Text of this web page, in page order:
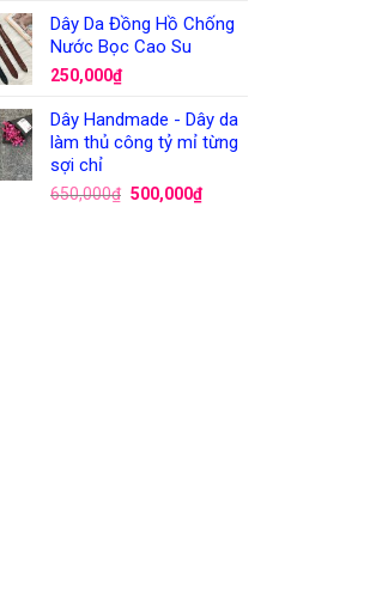
Dây Da Đồng Hồ Chống
Nước Bọc Cao Su
250,000₫
Dây Handmade - Dây da
làm thủ công tỷ mỉ từng
sợi chỉ
650,000₫ 500,000₫